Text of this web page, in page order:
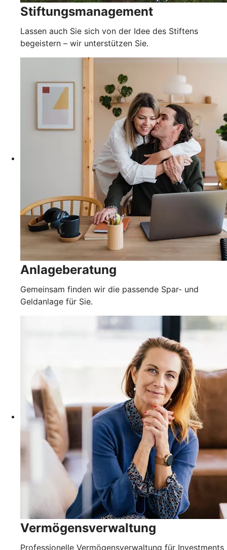
Stiftungsmanagement
Lassen auch Sie sich von der Idee des Stiftens
begeistern – wir unterstützen Sie.
Anlageberatung
Gemeinsam finden wir die passende Spar- und
Geldanlage für Sie.
Vermögensverwaltung
Professionelle Vermögensverwaltung für Investments